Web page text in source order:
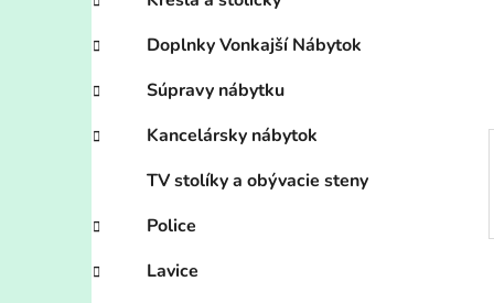
l
Doplnky Vonkajší Nábytok
Súpravy nábytku
Kancelársky nábytok
TV stolíky a obývacie steny
Police
Lavice